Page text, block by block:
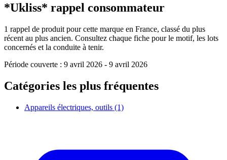
*Ukliss* rappel consommateur
1 rappel de produit pour cette marque en France, classé du plus
récent au plus ancien. Consultez chaque fiche pour le motif, les lots
concernés et la conduite à tenir.
Période couverte : 9 avril 2026 - 9 avril 2026
Catégories les plus fréquentes
Appareils électriques, outils (1)